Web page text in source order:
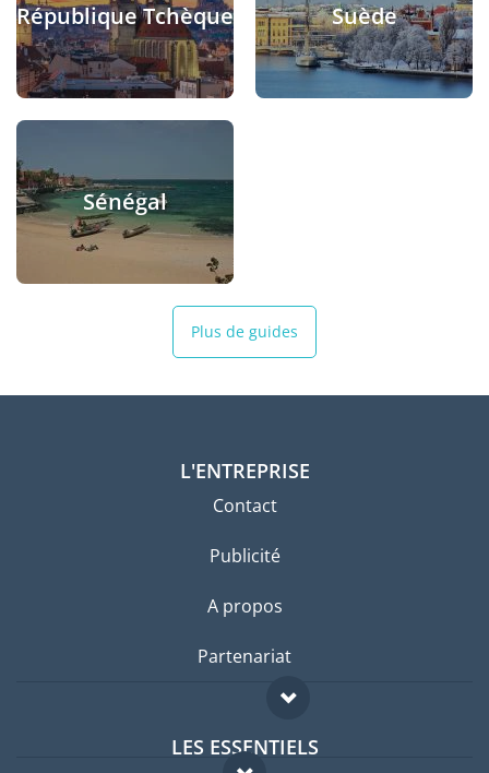
République Tchèque Suède
Sénégal
Plus de guides
L'ENTREPRISE
Contact
Publicité
A propos
Partenariat
LES ESSENTIELS